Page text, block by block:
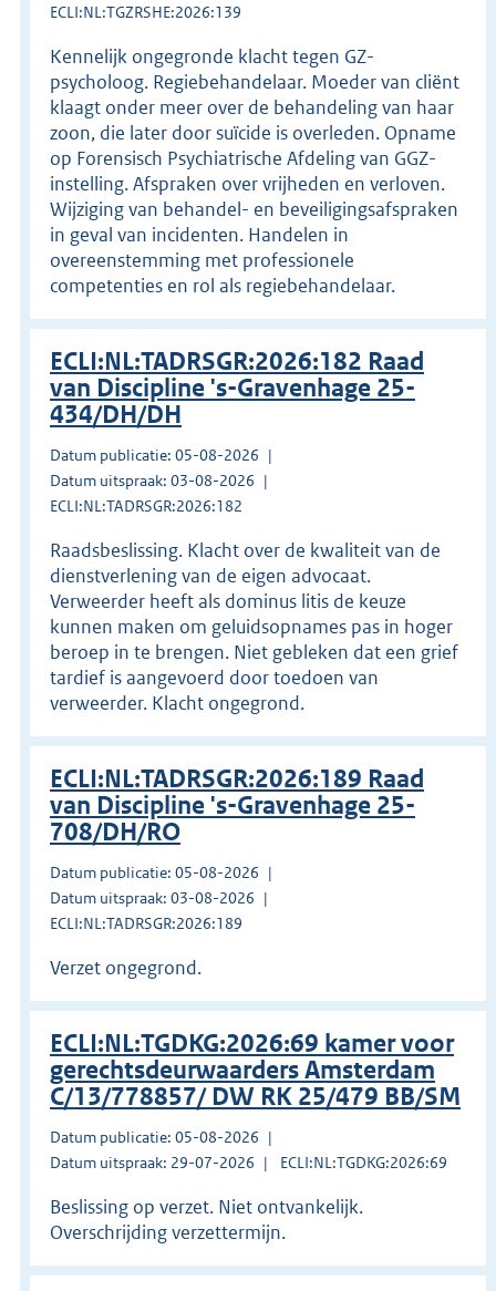
ECLI:NL:TGZRSHE:2026:139
Kennelijk ongegronde klacht tegen GZ-
psycholoog. Regiebehandelaar. Moeder van cliënt
klaagt onder meer over de behandeling van haar
zoon, die later door suïcide is overleden. Opname
op Forensisch Psychiatrische Afdeling van GGZ-
instelling. Afspraken over vrijheden en verloven.
Wijziging van behandel- en beveiligingsafspraken
in geval van incidenten. Handelen in
overeenstemming met professionele
competenties en rol als regiebehandelaar.
ECLI:NL:TADRSGR:2026:182 Raad
van Discipline 's-Gravenhage 25-
434/DH/DH
Datum publicatie: 05-08-2026
Datum uitspraak: 03-08-2026
ECLI:NL:TADRSGR:2026:182
Raadsbeslissing. Klacht over de kwaliteit van de
dienstverlening van de eigen advocaat.
Verweerder heeft als dominus litis de keuze
kunnen maken om geluidsopnames pas in hoger
beroep in te brengen. Niet gebleken dat een grief
tardief is aangevoerd door toedoen van
verweerder. Klacht ongegrond.
ECLI:NL:TADRSGR:2026:189 Raad
van Discipline 's-Gravenhage 25-
708/DH/RO
Datum publicatie: 05-08-2026
Datum uitspraak: 03-08-2026
ECLI:NL:TADRSGR:2026:189
Verzet ongegrond.
ECLI:NL:TGDKG:2026:69 kamer voor
gerechtsdeurwaarders Amsterdam
C/13/778857/ DW RK 25/479 BB/SM
Datum publicatie: 05-08-2026
Datum uitspraak: 29-07-2026
ECLI:NL:TGDKG:2026:69
Beslissing op verzet. Niet ontvankelijk.
Overschrijding verzettermijn.